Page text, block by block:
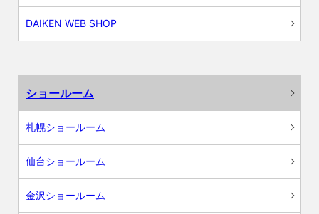
DAIKEN WEB SHOP
ショールーム
札幌ショールーム
仙台ショールーム
金沢ショールーム